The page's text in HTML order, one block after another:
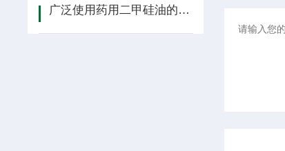
广泛使用药用二甲硅油的那些产品